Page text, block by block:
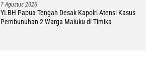
7 Agustus 2026
YLBH Papua Tengah Desak Kapolri Atensi Kasus
Pembunuhan 2 Warga Maluku di Timika